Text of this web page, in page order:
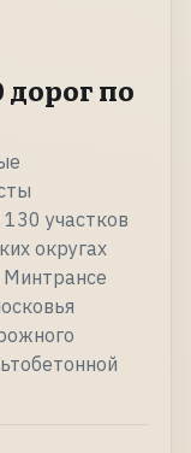
по
участков
округах
Минтрансе